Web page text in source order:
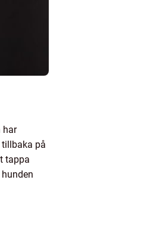
har
på
tappa